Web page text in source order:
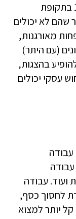
כאמור, הגיל המינימלי לעבודה הוא 15 בתקופת
אומר שהם לא יכולים
מאורגנות,
(עם היתר)
בהצגות,
עסקי יכולים
ועוד. עבודה
לחסוך כסף,
יותר למצוא